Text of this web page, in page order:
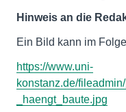
Hinweis an die
Ein Bild kann im
https://www.uni-
konstanz.de/
_haengt_baute.jpg